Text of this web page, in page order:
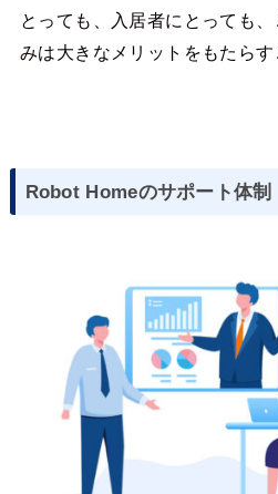
とっても、入居者にとっても
みは大きなメリットをもたらす
Robot Homeのサポート体制